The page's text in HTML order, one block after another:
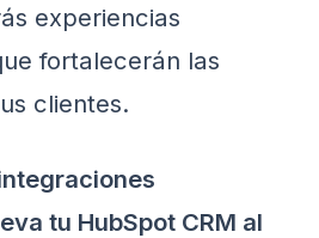
experiencias
fortalecerán las
clientes.
tu HubSpot CRM al